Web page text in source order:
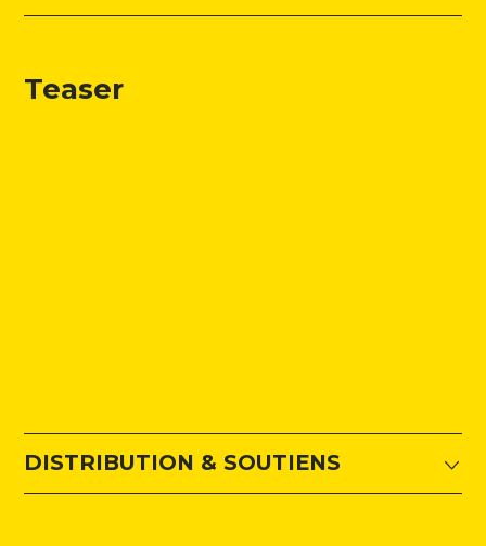
Teaser
DISTRIBUTION & SOUTIENS